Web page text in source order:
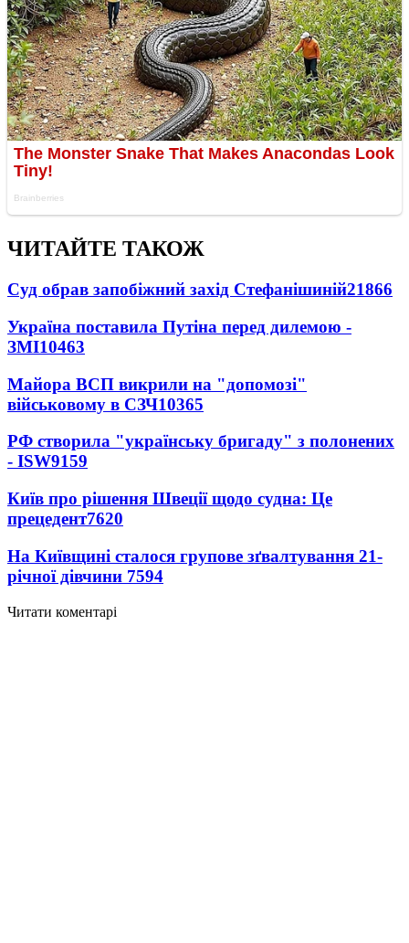
ЧИТАЙТЕ ТАКОЖ
Суд обрав запобіжний захід Стефанішиній21866
Україна поставила Путіна перед дилемою -
ЗМІ10463
Майора ВСП викрили на "допомозі"
військовому в СЗЧ10365
РФ створила "українську бригаду" з полонених
- ISW9159
Київ про рішення Швеції щодо судна: Це
прецедент7620
На Київщині сталося групове зґвалтування 21-
річної дівчини 7594
Читати коментарі